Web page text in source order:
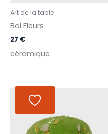
Art de la table
Bol Fleurs
27 €
céramique